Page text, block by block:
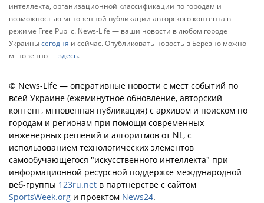
интеллекта, организационной классификации по городам и
возможностью мгновенной публикации авторского контента в
режиме Free Public. News-Life — ваши новости в любом городе
Украинысегодня и сейчас. Опубликовать новость в Березно можно
мгновенно —здесь.
© News-Life — оперативные новости с мест событий по
всей Украине (ежеминутное обновление, авторский
контент, мгновенная публикация) с архивом и поиском по
городам и регионам при помощи современных
инженерных решений и алгоритмов от NL, с
использованием технологических элементов
самообучающегося "искусственного интеллекта" при
информационной ресурсной поддержке международной
веб-группы 123ru.net в партнёрстве с сайтом
SportsWeek.org и проектом News24.